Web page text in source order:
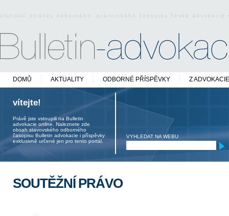
oficiální stránky odborného právnického časopisu české
DOMŮ AKTUALITY ODBORNÉ PŘÍSPĚVKY Z ADVOKACIE
vítejte!
Právě jste vstoupili na Bulletin
advokacie online. Naleznete zde
obsah stavovského odborného
časopisu Bulletin advokacie i příspěvky
exklusivně určené jen pro tento portál.
VYHLEDAT NA WEBU
SOUTĚŽNÍ PRÁVO